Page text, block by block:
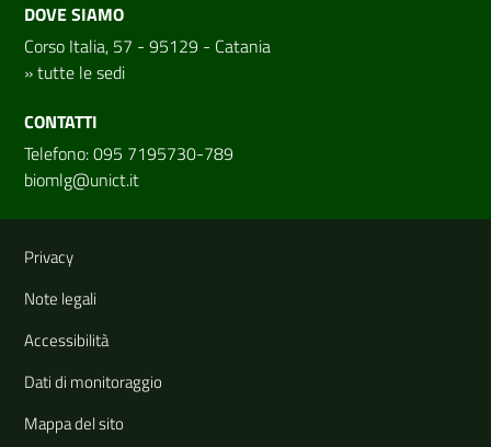
DOVE SIAMO
Corso Italia, 57 - 95129 - Catania
»tutte le sedi
CONTATTI
Telefono: 095 7195730-789
biomlg@unict.it
Link e informazioni utili
Privacy
Note legali
Accessibilità
Dati di monitoraggio
Mappa del sito